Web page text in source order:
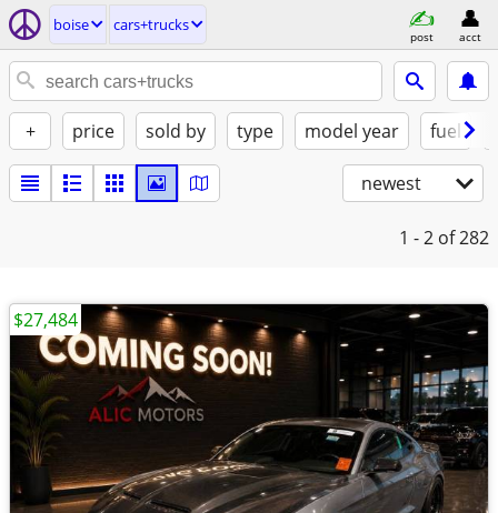
boise cars+trucks
post acct
+ price sold by type model year fuel
newest
1 - 2 of 282
$27,484